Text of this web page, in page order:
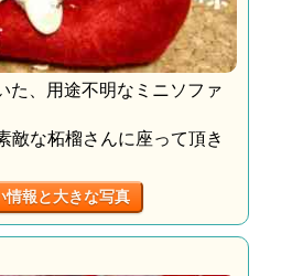
た、用途不明なミニソファ
敵な柘榴さんに座って頂き
情報と大きな写真